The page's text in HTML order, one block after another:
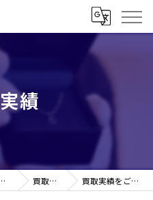
績
取大吉 足立西新井店 買取実績 買取実績をご紹介